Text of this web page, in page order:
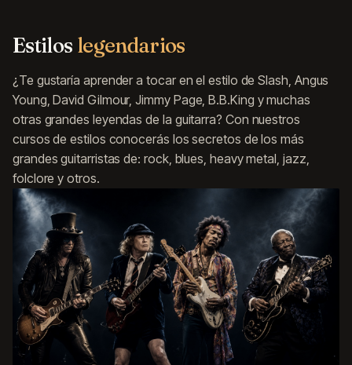
Estilos legendarios
¿Te gustaría aprender a tocar en el estilo de Slash, Angus
Young, David Gilmour, Jimmy Page, B.B.King y muchas
otras grandes leyendas de la guitarra? Con nuestros
cursos de estilos conocerás los secretos de los más
grandes guitarristas de: rock, blues, heavy metal, jazz,
folclore y otros.